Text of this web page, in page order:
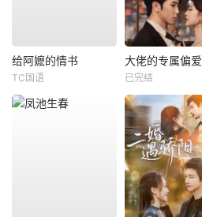
给阿嬷的情书
TC国语
大佬的专属偏爱
已完结